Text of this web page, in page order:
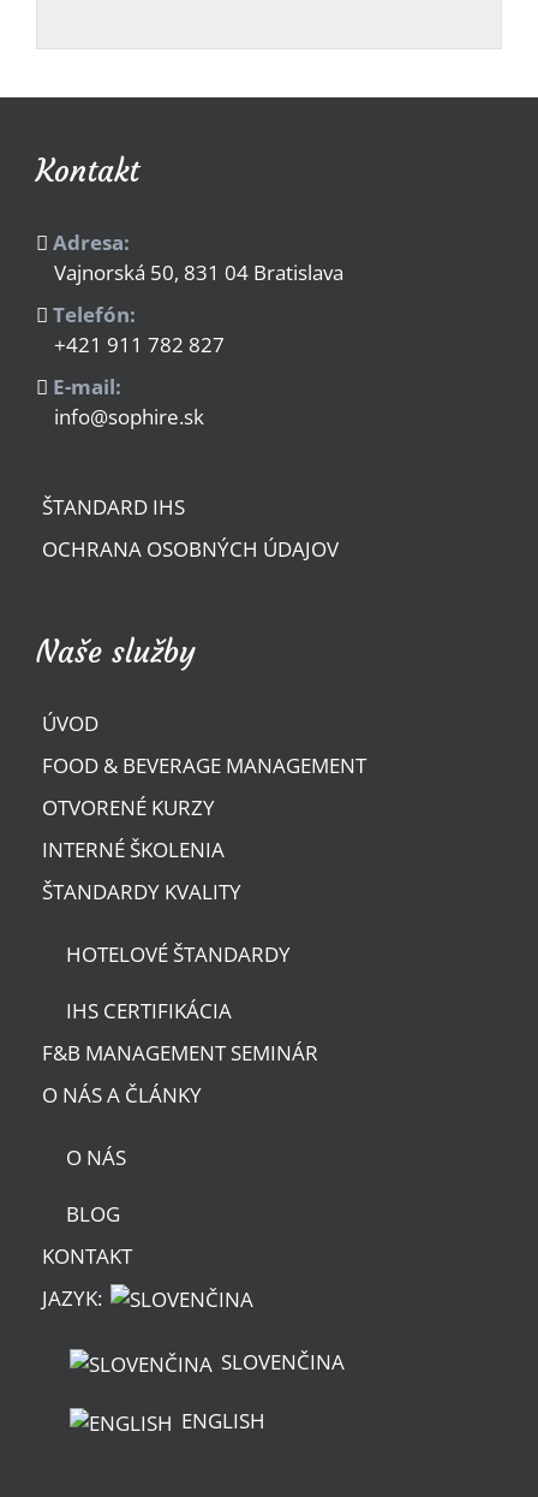
Kontakt
Adresa:
Vajnorská 50, 831 04 Bratislava
Telefón:
+421 911 782 827
E-mail:
info@sophire.sk
ŠTANDARD IHS
OCHRANA OSOBNÝCH ÚDAJOV
Naše služby
ÚVOD
FOOD & BEVERAGE MANAGEMENT
OTVORENÉ KURZY
INTERNÉ ŠKOLENIA
ŠTANDARDY KVALITY
HOTELOVÉ ŠTANDARDY
IHS CERTIFIKÁCIA
F&B MANAGEMENT SEMINÁR
O NÁS A ČLÁNKY
O NÁS
BLOG
KONTAKT
JAZYK:
SLOVENČINA
ENGLISH